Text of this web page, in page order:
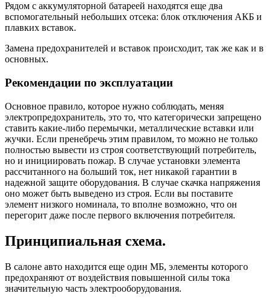
Рядом с аккумуляторной батареей находятся еще два
вспомогательный небольших отсека: блок отключения АКБ и
плавких вставок.
Замена предохранителей и вставок происходит, так же как и в
основных.
Рекомендации по эксплуатации
Основное правило, которое нужно соблюдать, меняя
электропредохранитель, это то, что категорически запрещено
ставить какие-либо перемычки, металлические вставки или
жучки. Если пренебречь этим правилом, то можно не только
полностью вывести из строя соответствующий потребитель,
но и инициировать пожар. В случае установки элемента
рассчитанного на больший ток, нет никакой гарантии в
надежной защите оборудования. В случае скачка напряжения
оно может быть выведено из строя. Если вы поставите
элемент низкого номинала, то вполне возможно, что он
перегорит даже после первого включения потребителя.
Принципиальная схема.
В салоне авто находится еще один МБ, элементы которого
предохраняют от воздействия повышенной силы тока
значительную часть электрооборудования.